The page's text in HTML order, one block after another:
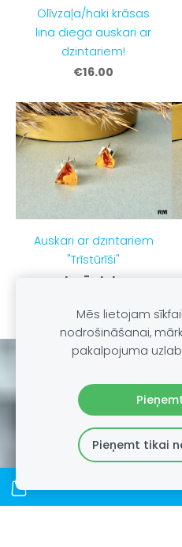
Olīvzaļa/haki krāsas
lina diega auskari ar
dzintariem!
€16.00
Auskari ar dzintariem
"Trīstūrīši"
Izpārdots
Mēs lietojam
nodrošināšanai,
pakalpojuma
Pieņemt tikai